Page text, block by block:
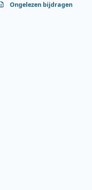
Ongelezen bijdragen